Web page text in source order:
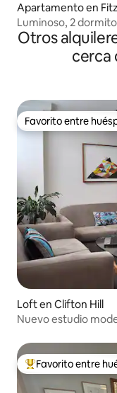
Apartamento en
Luminoso, 2
Fitzroy.
Otros
cerca
Favorito entre
Favorito entre
Loft en Clifton Hill
Nuevo estudio
Favorito entre
Favorito entre